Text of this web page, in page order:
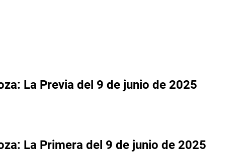
La Previa del 9 de junio de 2025
La Primera del 9 de junio de 2025